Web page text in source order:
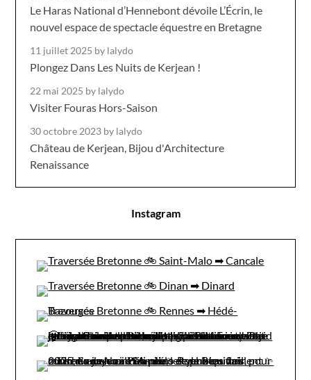
Le Haras National d’Hennebont dévoile L’Écrin, le
nouvel espace de spectacle équestre en Bretagne
11 juillet 2025 by lalydo
Plongez Dans Les Nuits de Kerjean !
22 mai 2025 by lalydo
Visiter Fouras Hors-Saison
30 octobre 2023 by lalydo
Château de Kerjean, Bijou d'Architecture
Renaissance
Instagram